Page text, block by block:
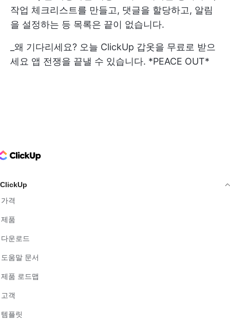
작업 체크리스트를 만들고, 댓글을 할당하고, 알림
을 설정하는 등 목록은 끝이 없습니다.
_왜 기다리세요? 오늘 ClickUp 갑옷을 무료로 받으
세요 앱 전쟁을 끝낼 수 있습니다. *PEACE OUT*
Logo
ClickUp
가격
제품
다운로드
도움말 문서
제품 로드맵
고객
템플릿